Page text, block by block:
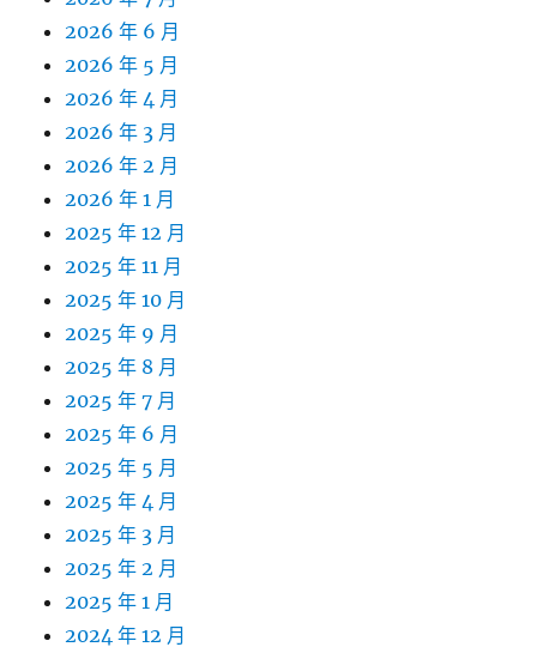
2026 年 6 月
2026 年 5 月
2026 年 4 月
2026 年 3 月
2026 年 2 月
2026 年 1 月
2025 年 12 月
2025 年 11 月
2025 年 10 月
2025 年 9 月
2025 年 8 月
2025 年 7 月
2025 年 6 月
2025 年 5 月
2025 年 4 月
2025 年 3 月
2025 年 2 月
2025 年 1 月
2024 年 12 月